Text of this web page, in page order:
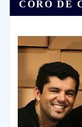
CORO DE